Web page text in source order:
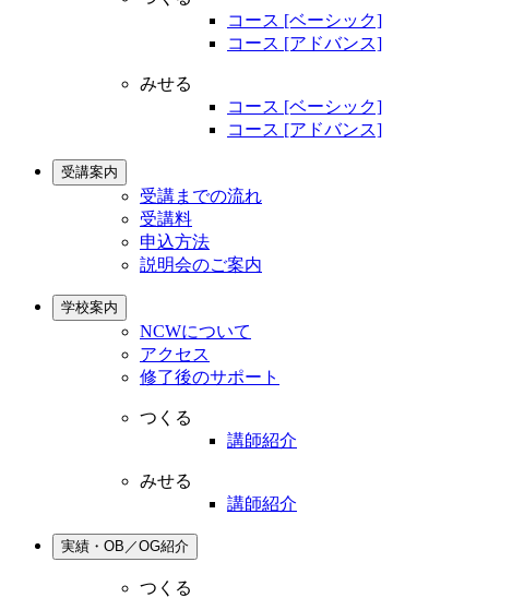
コース [ベーシック]
コース [アドバンス]
みせる
コース [ベーシック]
コース [アドバンス]
受講案内
受講までの流れ
受講料
申込方法
説明会のご案内
学校案内
NCWについて
アクセス
修了後のサポート
つくる
講師紹介
みせる
講師紹介
実績・OB／OG紹介
つくる